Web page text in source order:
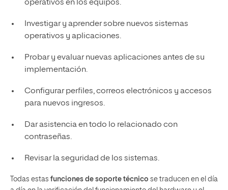
operativos en los equipos.
Investigar y aprender sobre nuevos sistemas
operativos y aplicaciones.
Probar y evaluar nuevas aplicaciones antes de su
implementación.
Configurar perfiles, correos electrónicos y accesos
para nuevos ingresos.
Dar asistencia en todo lo relacionado con
contraseñas.
Revisar la seguridad de los sistemas.
Todas estas funciones de soporte técnico se traducen en el día